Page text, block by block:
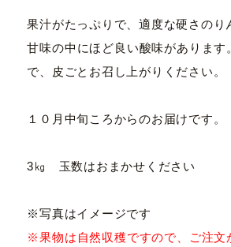
果汁がたっぷりで、適度な硬さのり
甘味の中にほど良い酸味があります
で、皮ごとお召し上がりください。
１０月中旬ころからのお届けです。
3㎏ 玉数はおまかせください
※写真はイメージです
※果物は自然収穫ですので、ご注文